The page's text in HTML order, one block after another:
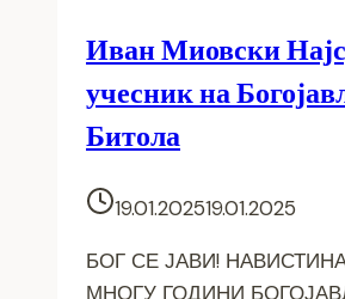
Иван Миовски
учесник на
Битола
19.01.202519.01.2025
БОГ СЕ ЈАВИ!
МНОГУ ГОДИНИ